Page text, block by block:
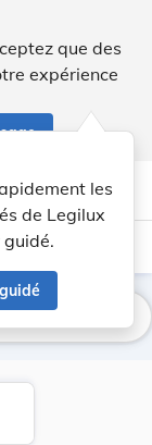
que des
expérience
les
de Legilux
light_mode dark_mode